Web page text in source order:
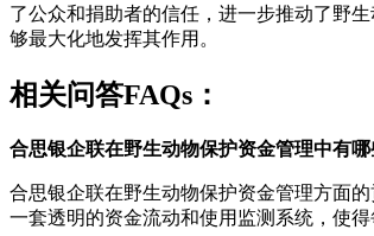
了公众和捐助者的信任，进一步推动了野
够最大化地发挥其作用。
相关问答FAQs：
合思银企联在野生动物保护资金管理中有哪
合思银企联在野生动物保护资金管理方面
一套透明的资金流动和使用监测系统，使